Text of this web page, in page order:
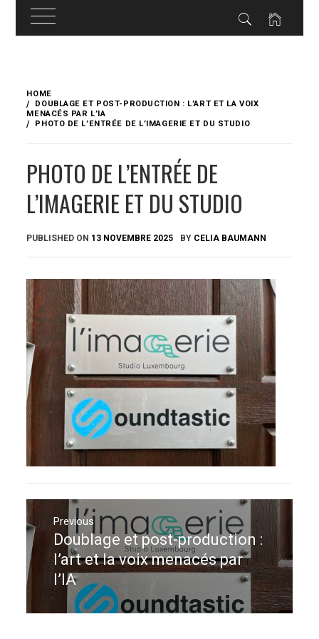
content
HOME
DOUBLAGE ET POST-PRODUCTION : L’ART ET LA VOIX
MENACÉS PAR L’IA
PHOTO DE L’ENTRÉE DE L’IMAGERIE ET DU STUDIO
PHOTO DE L’ENTRÉE DE
L’IMAGERIE ET DU STUDIO
PUBLISHED ON 13 NOVEMBRE 2025 BY CELIA BAUMANN
Navigation
de
l’article
Previous
Previous
post:
Doublage et post-production :
l’art et la voix menacés par
l’IA